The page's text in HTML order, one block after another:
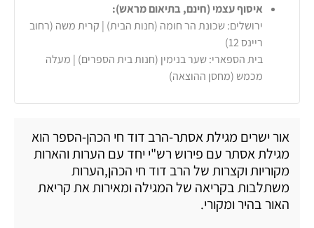
איסוף עצמי (חינם, בתיאום מראש):
ירושלים: שכונת הר חומה (חנות הבית) | קרית משה (רחוב
ריינס 12)
בית הספארי: שער בנימין (חנות בית הספרים) | מעלה
מכמש (מחסן ההוצאה)
אור ישרים מגילת אסתר-הרב דוד חי הכהן-הספר הוא
מגילת אסתר עם פירוש רש"י יחד עם הערות והארות
מקוריות וקצרות של הרב דוד חי הכהן,הערות
משתלבות בקריאה של המגילה ומאירות את קריאת
האור בהיר ומקורי.